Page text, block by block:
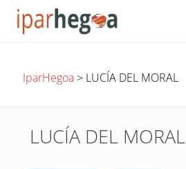
IparHegoa> LUCÍA DEL MORAL
LUCÍA DEL MORAL